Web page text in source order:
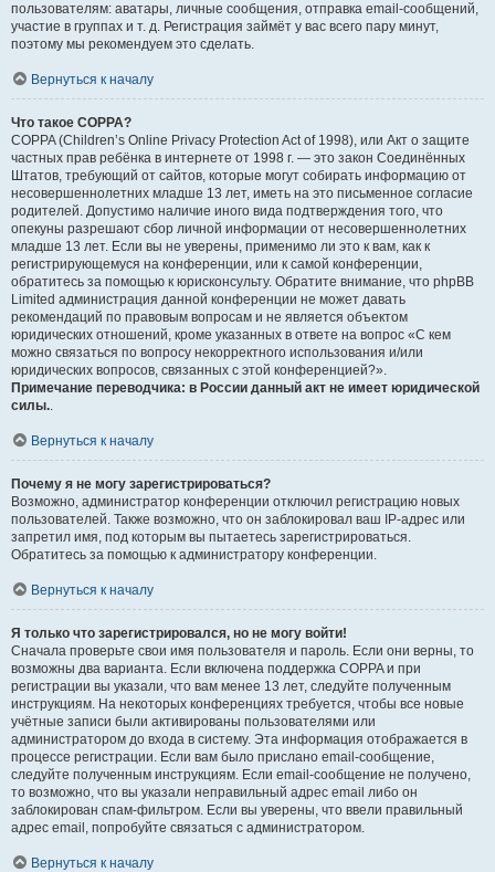
пользователям: аватары, личные сообщения, отправка email-сообщений,
участие в группах и т. д. Регистрация займёт у вас всего пару минут,
поэтому мы рекомендуем это сделать.
Вернуться к началу
Что такое COPPA?
COPPA (Children’s Online Privacy Protection Act of 1998), или Акт о защите
частных прав ребёнка в интернете от 1998 г. — это закон Соединённых
Штатов, требующий от сайтов, которые могут собирать информацию от
несовершеннолетних младше 13 лет, иметь на это письменное согласие
родителей. Допустимо наличие иного вида подтверждения того, что
опекуны разрешают сбор личной информации от несовершеннолетних
младше 13 лет. Если вы не уверены, применимо ли это к вам, как к
регистрирующемуся на конференции, или к самой конференции,
обратитесь за помощью к юрисконсульту. Обратите внимание, что phpBB
Limited администрация данной конференции не может давать
рекомендаций по правовым вопросам и не является объектом
юридических отношений, кроме указанных в ответе на вопрос «С кем
можно связаться по вопросу некорректного использования и/или
юридических вопросов, связанных с этой конференцией?».
Примечание переводчика: в России данный акт не имеет юридической
силы..
Вернуться к началу
Почему я не могу зарегистрироваться?
Возможно, администратор конференции отключил регистрацию новых
пользователей. Также возможно, что он заблокировал ваш IP-адрес или
запретил имя, под которым вы пытаетесь зарегистрироваться.
Обратитесь за помощью к администратору конференции.
Вернуться к началу
Я только что зарегистрировался, но не могу войти!
Сначала проверьте свои имя пользователя и пароль. Если они верны, то
возможны два варианта. Если включена поддержка COPPA и при
регистрации вы указали, что вам менее 13 лет, следуйте полученным
инструкциям. На некоторых конференциях требуется, чтобы все новые
учётные записи были активированы пользователями или
администратором до входа в систему. Эта информация отображается в
процессе регистрации. Если вам было прислано email-сообщение,
следуйте полученным инструкциям. Если email-сообщение не получено,
то возможно, что вы указали неправильный адрес email либо он
заблокирован спам-фильтром. Если вы уверены, что ввели правильный
адрес email, попробуйте связаться с администратором.
Вернуться к началу